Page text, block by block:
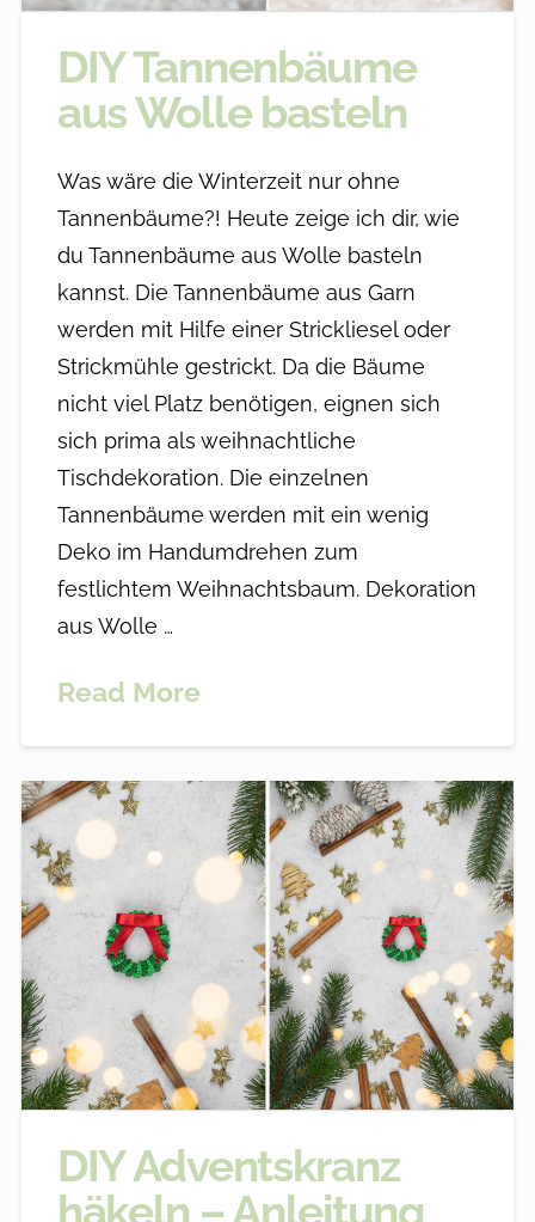
DIY Tannenbäume
aus Wolle basteln
Was wäre die Winterzeit nur ohne
Tannenbäume?! Heute zeige ich dir, wie
du Tannenbäume aus Wolle basteln
kannst. Die Tannenbäume aus Garn
werden mit Hilfe einer Strickliesel oder
Strickmühle gestrickt. Da die Bäume
nicht viel Platz benötigen, eignen sich
sich prima als weihnachtliche
Tischdekoration. Die einzelnen
Tannenbäume werden mit ein wenig
Deko im Handumdrehen zum
festlichtem Weihnachtsbaum. Dekoration
aus Wolle …
Read More
DIY Adventskranz
häkeln – Anleitung